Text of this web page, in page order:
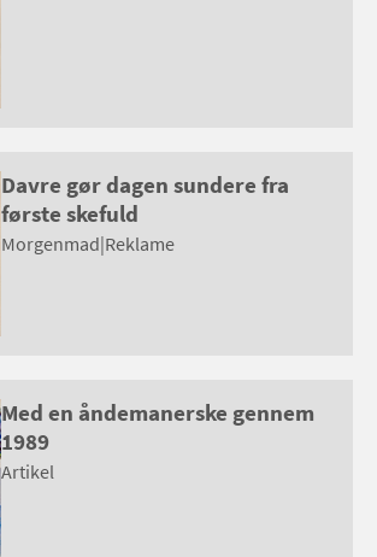
Davre gør dagen sundere fra
første skefuld
Morgenmad|Reklame
Med en åndemanerske gennem
1989
Artikel